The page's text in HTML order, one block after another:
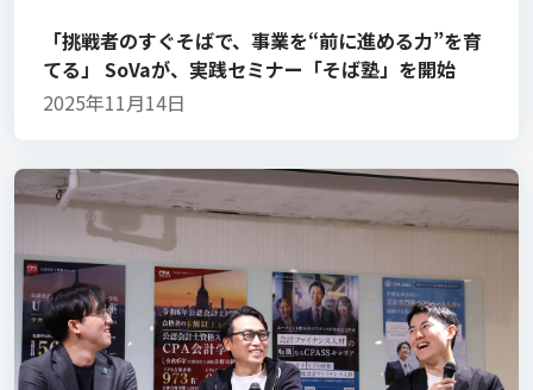
「挑戦者のすぐそばで、事業を“前に進める力”を育
てる」 SoVaが、実践セミナー「そば塾」を開始
2025年11月14日